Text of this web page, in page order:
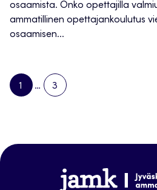
osaamista. Onko opettajilla
ammatillinen opettajankoulutus
osaamisen...
PAGE
1
…
PAGE
3
www.jamk.fi